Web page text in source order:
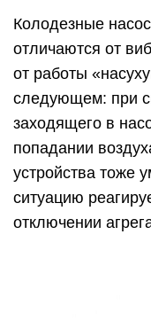
Колодезные
отличаются от
от работы
следующем: при
заходящего в
попадании
устройства тоже
ситуацию
отключении